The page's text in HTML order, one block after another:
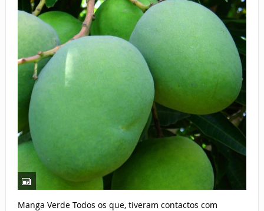
Manga Verde Todos os que, tiveram contactos com